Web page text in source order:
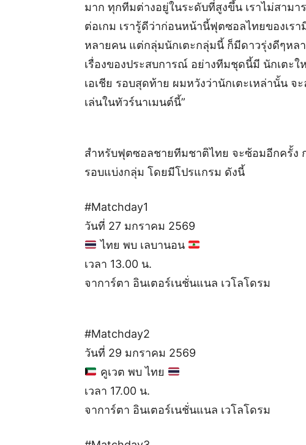
มาก ทุกทีมต่างอยู่ในระดับที่สูงขึ้น เราไม่สามา
ต่อเกม เรารู้ดีว่าก่อนหน้านี้ฟุตซอลไทยของเร
หลายคน แต่กลุ่มนักเตะกลุ่มนี้ ก็มีดาวรุ่งดีๆห
เรื่องของประสบการณ์ อย่างทีมชุดนี้มี นักเตะ
เอเชีย รอบสุดท้าย ผมหวังว่านักเตะเหล่านั้น
เล่นในทัวร์นาเมนต์นี้”
สำหรับฟุตซอลชายทีมชาติไทย จะซ้อมอีกครั้ง
รอบแบ่งกลุ่ม โดยมีโปรแกรม ดังนี้
#Matchday1
วันที่ 27 มกราคม 2569
ไทย พบ เลบานอน
เวลา 13.00 น.
จาการ์ตา อินเตอร์เนชั่นแนล เวโลโดรม
#Matchday2
วันที่ 29 มกราคม 2569
คูเวต พบ ไทย
เวลา 17.00 น.
จาการ์ตา อินเตอร์เนชั่นแนล เวโลโดรม